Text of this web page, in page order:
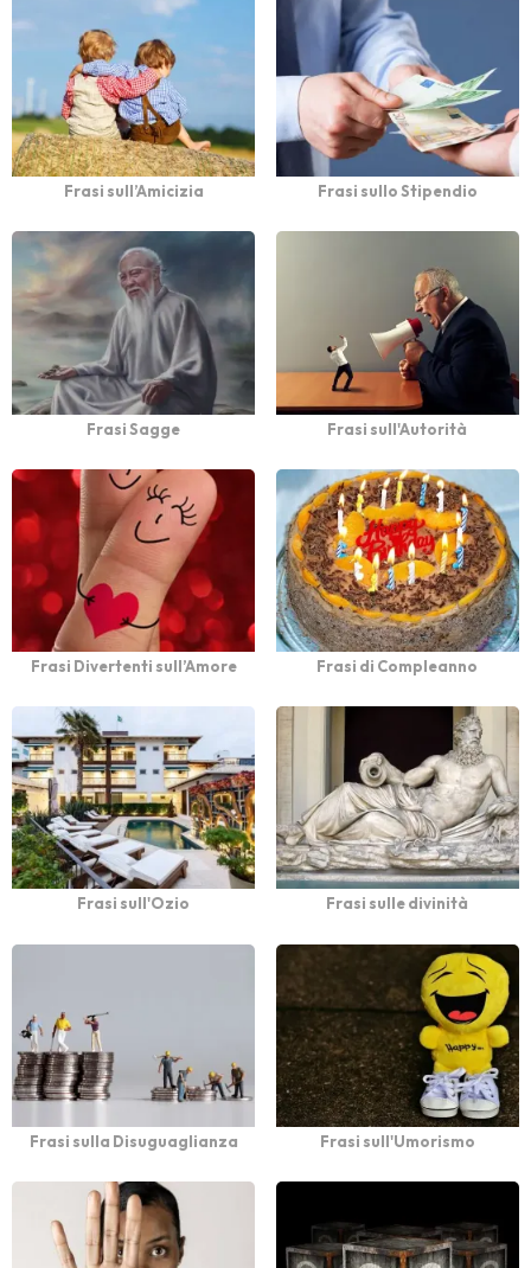
Frasi sull’Amicizia Frasi sullo Stipendio
Frasi Sagge Frasi sull'Autorità
Frasi Divertenti sull’Amore Frasi di Compleanno
Frasi sull'Ozio Frasi sulle divinità
Frasi sulla Disuguaglianza Frasi sull'Umorismo